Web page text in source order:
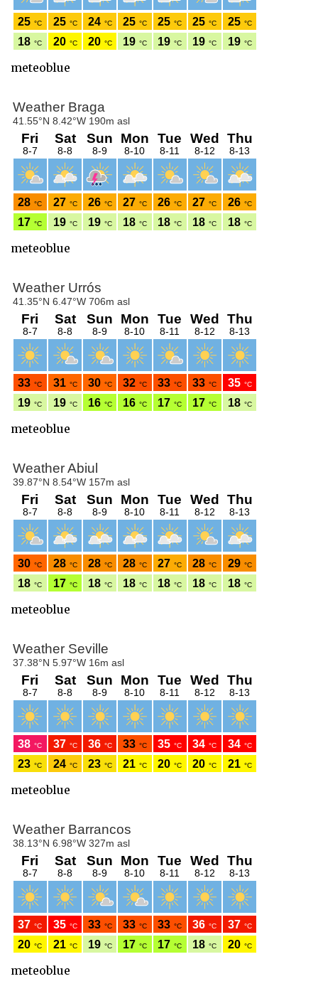
meteoblue
meteoblue
meteoblue
meteoblue
meteoblue
meteoblue